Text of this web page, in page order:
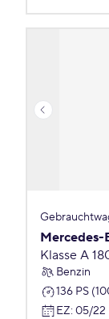
Mercedes-
Klasse A
Benzin
136 PS
EZ: 05/22